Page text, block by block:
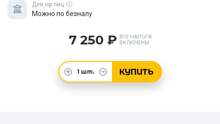
Для юр.лиц
Можно по безналу
7 250 ₽
ВСЕ НАЛОГИ
ВКЛЮЧЕНЫ
1 шт. КУПИТЬ